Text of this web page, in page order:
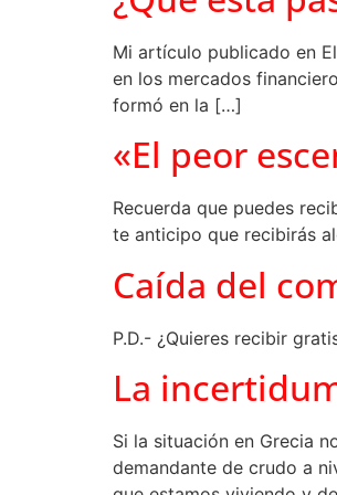
Mi artículo publicado en
en los mercados
formó en la […]
«El peor
Recuerda que puedes
te anticipo que recibirás
Caída del
P.D.- ¿Quieres recibir
La
Si la situación en Grecia
demandante de crudo a